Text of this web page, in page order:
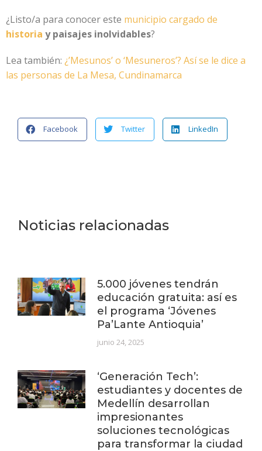
¿Listo/a para conocer este municipio cargado de
historia y paisajes inolvidables?
Lea también: ¿’Mesunos’ o ‘Mesuneros’? Así se le dice a
las personas de La Mesa, Cundinamarca
Facebook Twitter LinkedIn
Noticias relacionadas
5.000 jóvenes tendrán
educación gratuita: así es
el programa ‘Jóvenes
Pa’Lante Antioquia’
junio 24, 2025
‘Generación Tech’:
estudiantes y docentes de
Medellín desarrollan
impresionantes
soluciones tecnológicas
para transformar la ciudad